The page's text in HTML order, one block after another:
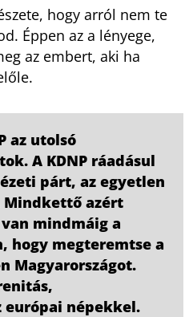
hogy arról nem te
Éppen az a lényege,
az embert, aki ha
az utolsó
A KDNP ráadásul
párt, az egyetlen
Mindkettő azért
mindmáig a
hogy megteremtse a
Magyarországot.
európai népekkel.